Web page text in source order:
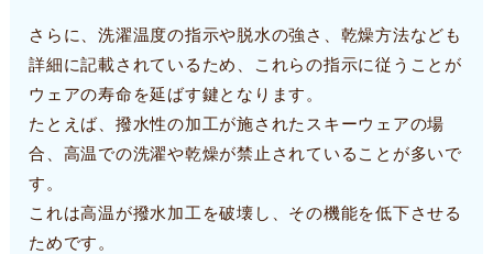
さらに、洗濯温度の指示や脱水の強さ、乾燥方法なども
詳細に記載されているため、これらの指示に従うことが
ウェアの寿命を延ばす鍵となります。
たとえば、撥水性の加工が施されたスキーウェアの場
合、高温での洗濯や乾燥が禁止されていることが多いで
す。
これは高温が撥水加工を破壊し、その機能を低下させる
ためです。